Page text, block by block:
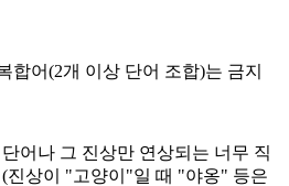
합어(2개 이상 단어 조합)는 금지
어나 그 진상만 연상되는 너무 직
진상이 "고양이"일 때 "야옹" 등은